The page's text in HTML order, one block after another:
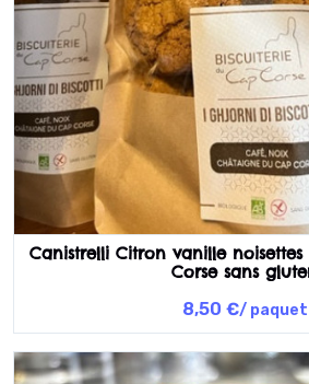
Canistrelli Citron vanille
Corse sans
8,50 €/ paquet